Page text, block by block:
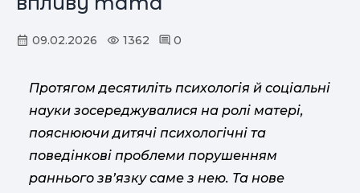
09.02.2026 1362 0
Протягом десятиліть психологія й соціальні
науки зосереджувалися на ролі матері,
пояснюючи дитячі психологічні та
поведінкові проблеми порушенням
раннього зв’язку саме з нею. Та нове